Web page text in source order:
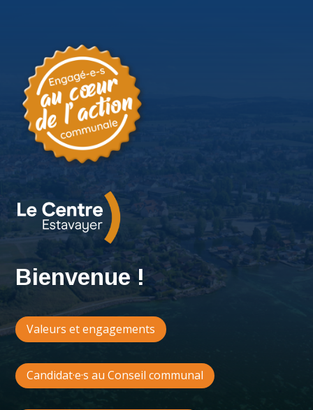
Bienvenue !
Valeurs et engagements
Candidat·e·s au Conseil communal